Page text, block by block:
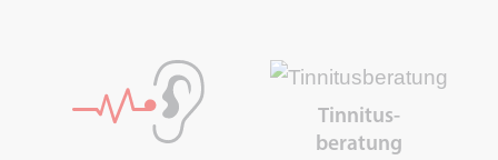
Tinnitus-
beratung